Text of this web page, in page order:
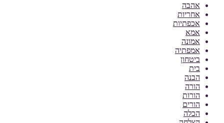
אהבה
אחריות
אכפתיות
אמא
אמונה
אמפתיה
ביטחון
בית
הבנה
הורה
הורות
הורים
הכלה